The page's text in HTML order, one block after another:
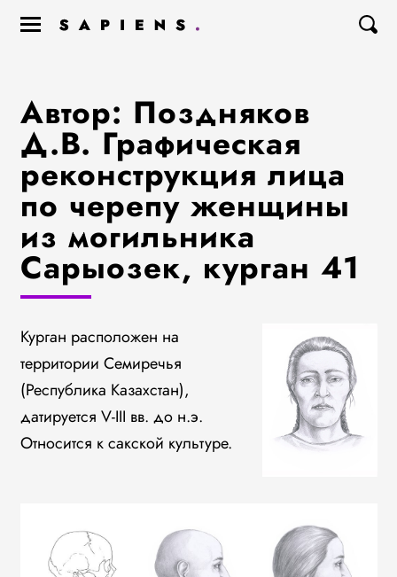
Автор: Поздняков
Д.В. Графическая
реконструкция лица
по черепу женщины
из могильника
Сарыозек, курган 41
Курган расположен на
территории Семиречья
(Республика Казахстан),
датируется V-III вв. до н.э.
Относится к сакской культуре.